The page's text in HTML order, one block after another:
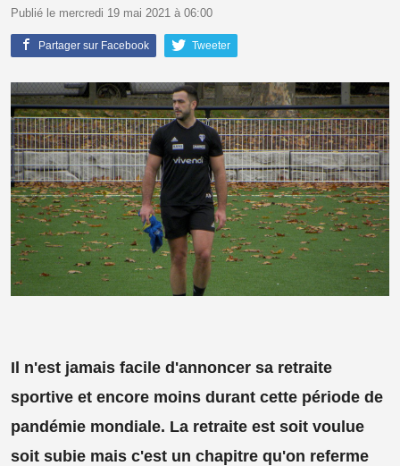
Publié le mercredi 19 mai 2021 à 06:00
Partager sur Facebook Tweeter
Il n'est jamais facile d'annoncer sa retraite
sportive et encore moins durant cette période de
pandémie mondiale. La retraite est soit voulue
soit subie mais c'est un chapitre qu'on referme